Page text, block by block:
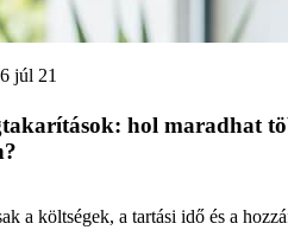
júl 21
hol maradhat
a költségek, a tartási idő és a